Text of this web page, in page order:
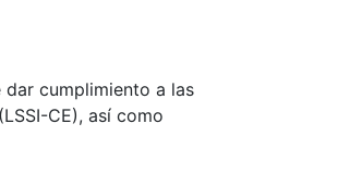
cumplimiento a las
CE), así como